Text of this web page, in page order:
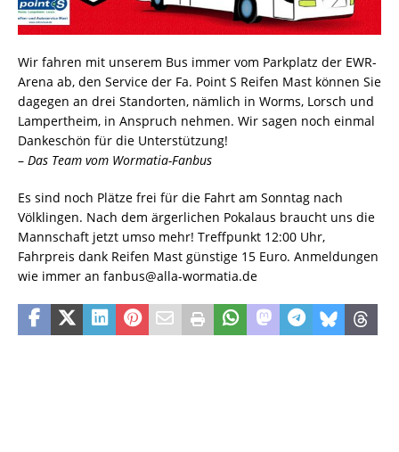
Wir fahren mit unserem Bus immer vom Parkplatz der EWR-
Arena ab, den Service der Fa. Point S Reifen Mast können Sie
dagegen an drei Standorten, nämlich in Worms, Lorsch und
Lampertheim, in Anspruch nehmen. Wir sagen noch einmal
Dankeschön für die Unterstützung!
– Das Team vom Wormatia-Fanbus
Es sind noch Plätze frei für die Fahrt am Sonntag nach
Völklingen. Nach dem ärgerlichen Pokalaus braucht uns die
Mannschaft jetzt umso mehr! Treffpunkt 12:00 Uhr,
Fahrpreis dank Reifen Mast günstige 15 Euro. Anmeldungen
wie immer an fanbus@alla-wormatia.de